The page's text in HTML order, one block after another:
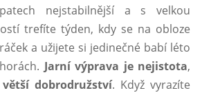
nejstabilnější a s velkou
trefíte týden, kdy se na obloze
a užijete si jedinečné babí léto
Jarní výprava je nejistota,
větší dobrodružství. Když vyrazíte